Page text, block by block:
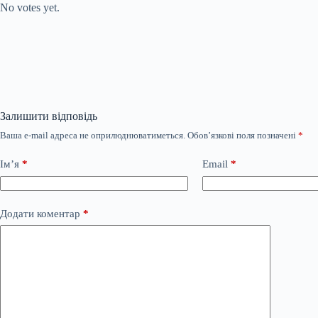
No votes yet.
Залишити відповідь
Ваша e-mail адреса не оприлюднюватиметься. Обов’язкові поля позначені *
Ім’я * Email *
Додати коментар *